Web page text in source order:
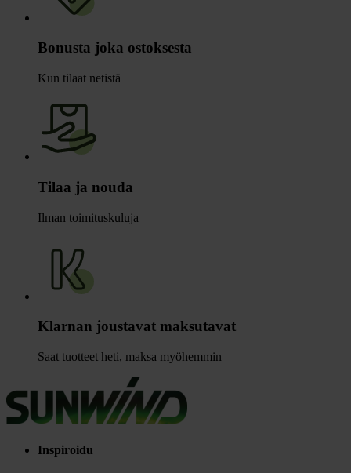
Bonusta joka ostoksesta
Kun tilaat netistä
Tilaa ja nouda
Ilman toimituskuluja
Klarnan joustavat maksutavat
Saat tuotteet heti, maksa myöhemmin
Inspiroidu